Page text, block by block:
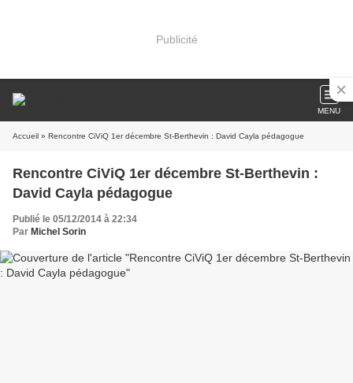
Publicité
MENU
Accueil » Rencontre CiViQ 1er décembre St-Berthevin : David Cayla pédagogue
Rencontre CiViQ 1er décembre St-Berthevin :
David Cayla pédagogue
Publié le 05/12/2014 à 22:34
Par Michel Sorin